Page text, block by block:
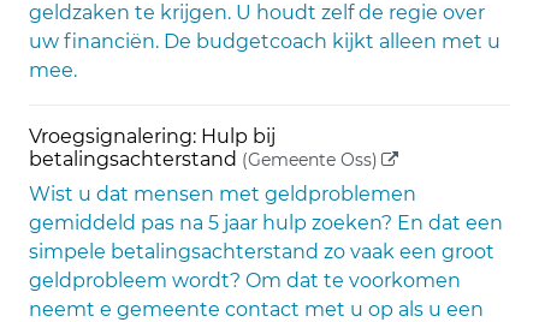
geldzaken te krijgen. U houdt zelf de regie over
uw financiën. De budgetcoach kijkt alleen met u
mee.
Vroegsignalering: Hulp bij
betalingsachterstand (Gemeente Oss) (externe link)
Wist u dat mensen met geldproblemen
gemiddeld pas na 5 jaar hulp zoeken? En dat een
simpele betalingsachterstand zo vaak een groot
geldprobleem wordt? Om dat te voorkomen
neemt e gemeente contact met u op als u een